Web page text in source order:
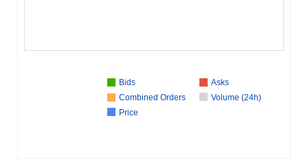
Bids
Asks
Combined Orders
Volume (24h)
Price